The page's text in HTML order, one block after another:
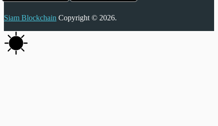
Siam Blockchain Copyright © 2026.